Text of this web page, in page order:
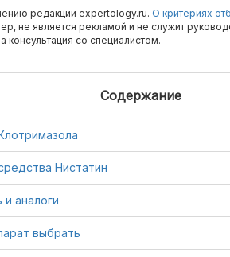
редакции expertology.ru. О критериях
не является рекламой и не служит
консультация со специалистом.
Содержание
Нистатин
аналоги
выбрать